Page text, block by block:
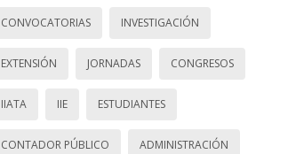
CONVOCATORIAS INVESTIGACIÓN
EXTENSIÓN JORNADAS CONGRESOS
IIATA IIE ESTUDIANTES
CONTADOR PÚBLICO ADMINISTRACIÓN